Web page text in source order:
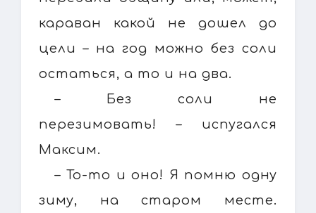
караван какой не дошел до
цели – на год можно без соли
остаться, а то и на два.
– Без соли не
перезимовать! – испугался
Максим.
– То-то и оно! Я помню одну
зиму, на старом месте.